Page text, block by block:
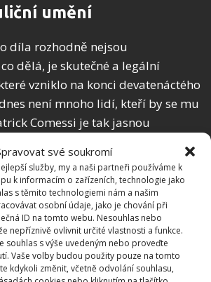
své soukromí
služby, my a naši partneři používáme k
k informacím o zařízeních, technologie jako
s těmito technologiemi nám a našim
osobní údaje, jako je chování při
ID na tomto webu. Nesouhlas nebo
nepříznivě ovlivnit určité vlastnosti a funkce.
souhlas s výše uvedeným nebo proveďte
Vaše volby budou použity pouze na tomto
kdykoli změnit, včetně odvolání souhlasu,
umění
díla rozhodně nejsou
dělá, je skutečné a legální
vzniklo na konci devatenáctého
není mnoho lidí, kteří by se mu
Comessi je tak jasnou
stěnách tak obdivovaná. Jak
veřejností.